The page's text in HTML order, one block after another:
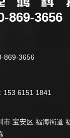
869-3656
869-3656
153 6151 1841
市 宝安区 福海街道